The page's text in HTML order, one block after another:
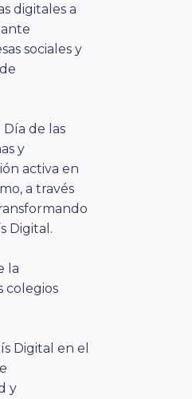
digitales a
sociales y
de las
y
activa en
a través
Digital.
la
colegios
Digital en el
y